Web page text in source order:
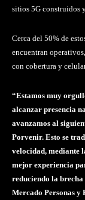
sitios 5G construidos
Cerca del 50% de
encuentran
con cobertura y
“Estamos muy
alcanzar presencia
avanzamos al
Porvenir. Esto se
velocidad, mediante
mejor experiencia
reduciendo la
Mercado Personas